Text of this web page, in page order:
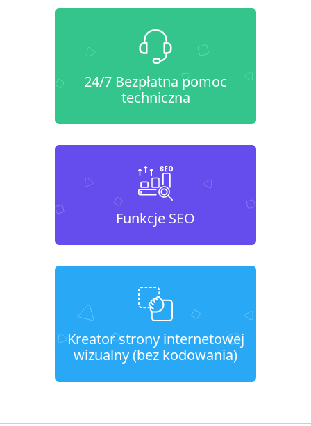
24/7 Bezpłatna pomoc
techniczna
Funkcje SEO
Kreator strony internetowej
wizualny (bez kodowania)